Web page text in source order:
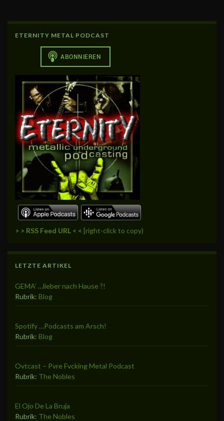
ETERNITY METAL PODCAST
> > RSS Feed URL < < [right-click to copy)
LETZTE ARTIKEL
GEMA’ …lieber nach Hause ?!
Rubrik: Blog
Spotify …Podcasts am Arsch!
Rubrik: Blog
Ovtcast – Pvre Fvcking Metal Podcast
Rubrik: The Nobles
El Ojo De La Bruja
Rubrik: The Nobles